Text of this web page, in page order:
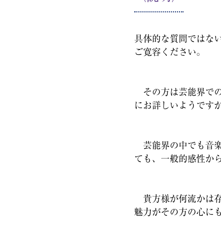
具体的な質問ではな
ご寛容ください。
その方は芸能界で
にお詳しいようです
芸能界の中でも音
ても、一般的感性か
貴方様が何流かは
魅力がその方の心に